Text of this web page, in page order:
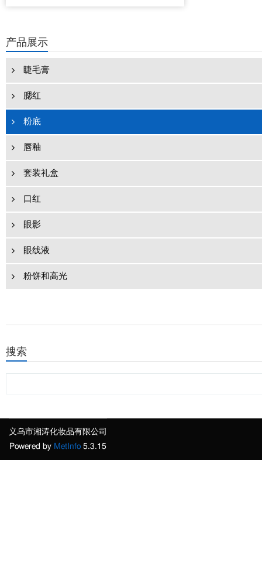
产品展示
睫毛膏
腮红
粉底
唇釉
套装礼盒
口红
眼影
眼线液
粉饼和高光
搜索
义乌市湘涛化妆品有限公司
Powered by MetInfo 5.3.15